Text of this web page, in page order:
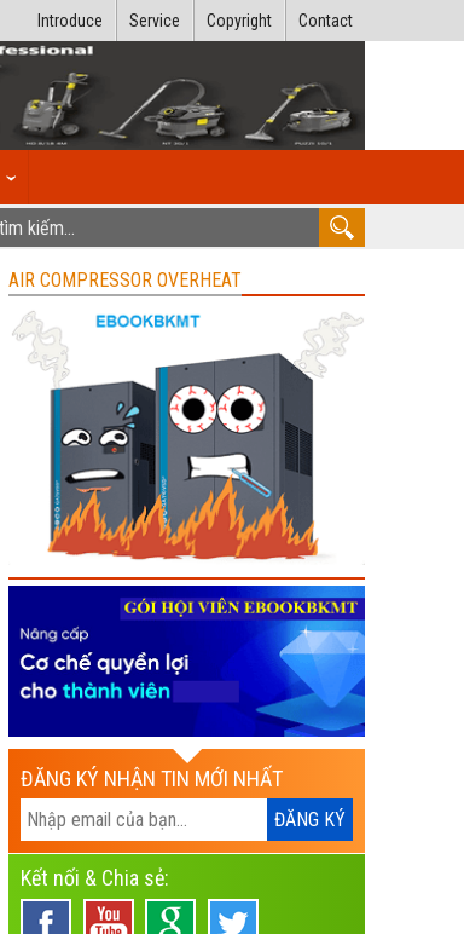
Contact
Copyright
Service
Introduce
AIR COMPRESSOR OVERHEAT
ĐĂNG KÝ NHẬN TIN MỚI NHẤT
Kết nối & Chia sẻ: